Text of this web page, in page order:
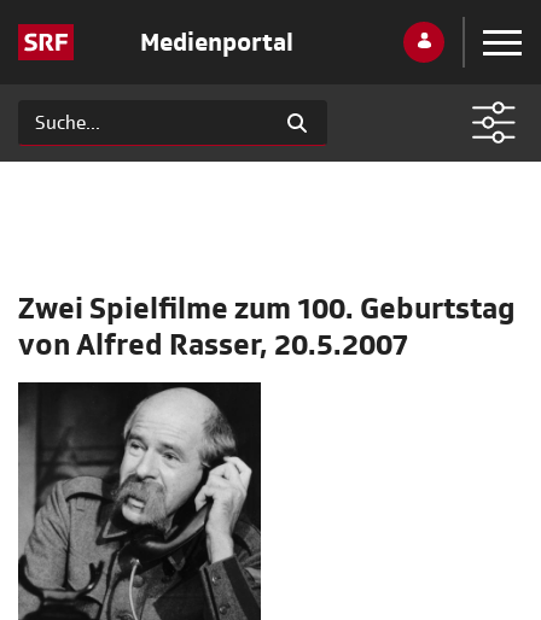
Medienportal
Zwei Spielfilme zum 100. Geburtstag
von Alfred Rasser, 20.5.2007